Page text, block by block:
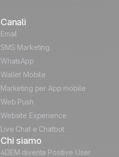
Canali
Email
SMS Marketing
WhatsApp
Wallet Mobile
Marketing per App mobile
Web Push
Website Experience
Live Chat e Chatbot
Chi siamo
4DEM diventa Positive User